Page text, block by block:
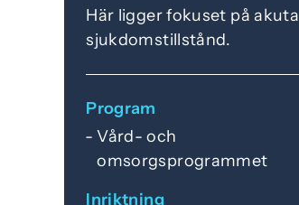
Här ligger fokuset på akuta
sjukdomstillstånd.
Program
Vård- och
omsorgsprogrammet
Inriktning